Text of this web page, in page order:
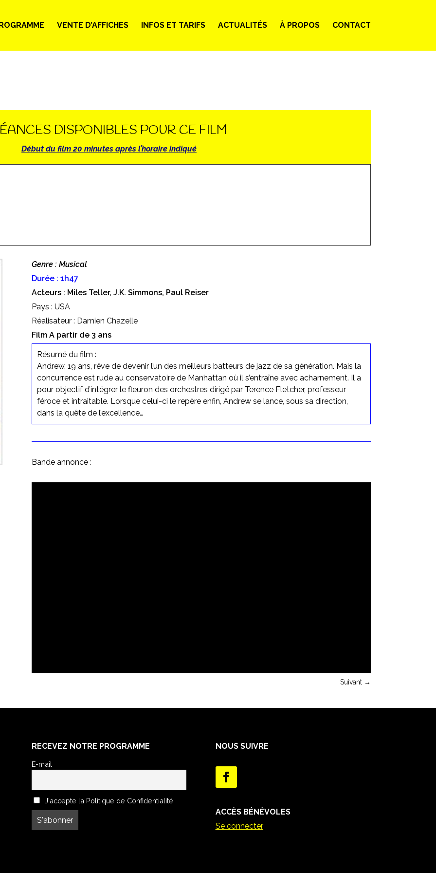
VENTE D’AFFICHES INFOS ET TARIFS ACTUALITÉS À PROPOS CONTACT
DISPONIBLES POUR CE FILM
Début du film 20 minutes après l’horaire indiqué
Genre : Musical
Durée : 1h47
Acteurs : Miles Teller, J.K. Simmons, Paul Reiser
Pays : USA
Réalisateur : Damien Chazelle
Film A partir de 3 ans
Résumé du film :
Andrew, 19 ans, rêve de devenir l’un des meilleurs batteurs de jazz de sa génération. Mais la
concurrence est rude au conservatoire de Manhattan où il s’entraîne avec acharnement. Il a
pour objectif d’intégrer le fleuron des orchestres dirigé par Terence Fletcher, professeur
féroce et intraitable. Lorsque celui-ci le repère enfin, Andrew se lance, sous sa direction,
dans la quête de l’excellence…
Bande annonce :
Suivant→
RECEVEZ NOTRE PROGRAMME
E-mail
J'accepte la Politique de Confidentialité
NOUS SUIVRE
ACCÈS BÉNÉVOLES
Se connecter